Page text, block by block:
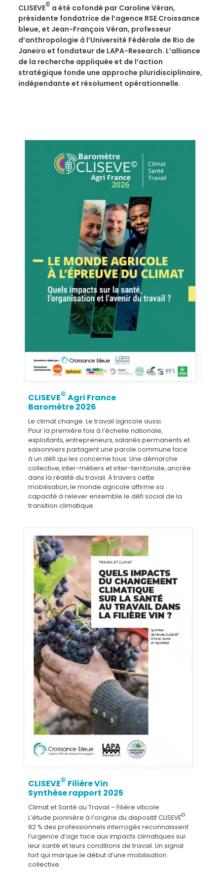
CLISEVE© a été cofondé par Caroline Véran,
présidente fondatrice de l’agence RSE Croissance
bleue, et Jean-François Véran, professeur
d’anthropologie à l’Université Fédérale de Rio de
Janeiro et fondateur de LAPA-Research. L’alliance
de la recherche appliquée et de l’action
stratégique fonde une approche pluridisciplinaire,
indépendante et résolument opérationnelle.
CLISEVE© Agri France
Baromètre 2026
Le climat change. Le travail agricole aussi.
Pour la première fois à l’échelle nationale,
exploitants, entrepreneurs, salariés permanents et
saisonniers partagent une parole commune face
à un défi qui les concerne tous. Une démarche
collective, inter-métiers et inter-territoriale, ancrée
dans la réalité du travail. À travers cette
mobilisation, le monde agricole affirme sa
capacité à relever ensemble le défi social de la
transition climatique
CLISEVE© Filière Vin
Synthèse rapport 2025
Climat et Santé au Travail – Filière viticole
L’étude pionnière à l’origine du dispositif CLISEVE©.
92 % des professionnels interrogés reconnaissent
l’urgence d’agir face aux impacts climatiques sur
leur santé et leurs conditions de travail. Un signal
fort qui marque le début d’une mobilisation
collective.